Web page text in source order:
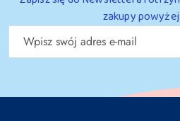
zakupy powyżej